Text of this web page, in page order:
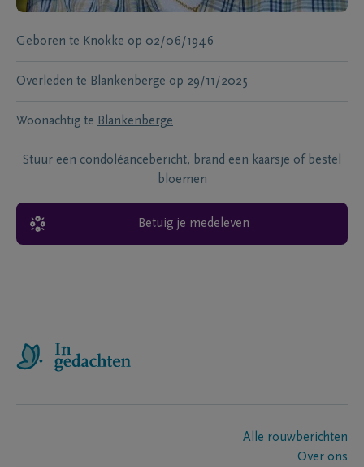
Geboren te Knokke op 02/06/1946
Overleden te Blankenberge op 29/11/2025
Woonachtig te Blankenberge
Stuur een condoléancebericht, brand een kaarsje of bestel
bloemen
Betuig je medeleven
Alle rouwberichten
Over ons